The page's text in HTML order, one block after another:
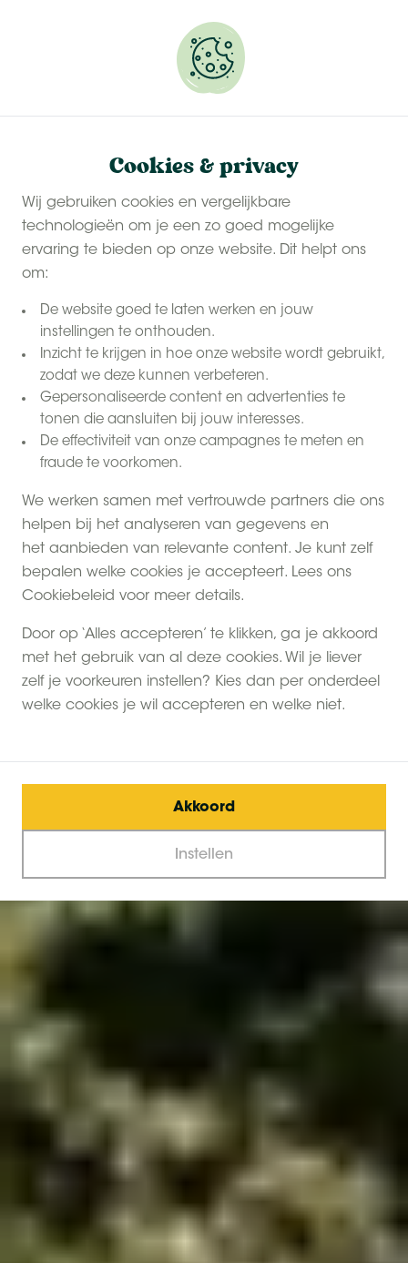
Cookies & privacy
Wij gebruiken cookies en vergelijkbare
technologieën om je een zo goed mogelijke
ervaring te bieden op onze website. Dit helpt ons
om:
De website goed te laten werken en jouw
instellingen te onthouden.
Inzicht te krijgen in hoe onze website wordt gebruikt,
zodat we deze kunnen verbeteren.
Gepersonaliseerde content en advertenties te
tonen die aansluiten bij jouw interesses.
De effectiviteit van onze campagnes te meten en
fraude te voorkomen.
We werken samen met vertrouwde partners die ons
helpen bij het analyseren van gegevens en
het aanbieden van relevante content. Je kunt zelf
bepalen welke cookies je accepteert. Lees ons
Cookiebeleid voor meer details.
Door op ‘Alles accepteren’ te klikken, ga je akkoord
met het gebruik van al deze cookies. Wil je liever
zelf je voorkeuren instellen? Kies dan per onderdeel
welke cookies je wil accepteren en welke niet.
Akkoord
Instellen
Reserveer snel jouw plekje.